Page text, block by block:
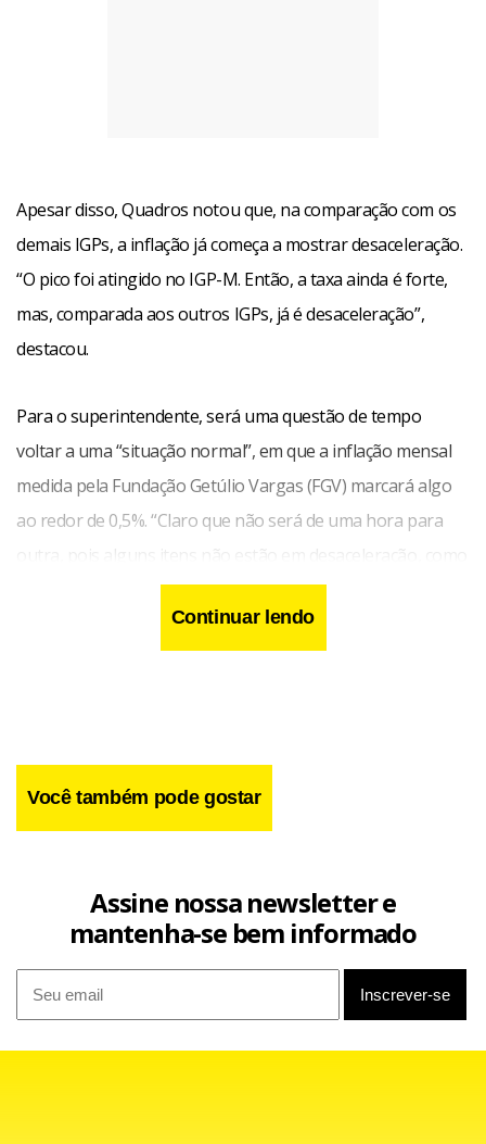
Apesar disso, Quadros notou que, na comparação com os
demais IGPs, a inflação já começa a mostrar desaceleração.
“O pico foi atingido no IGP-M. Então, a taxa ainda é forte,
mas, comparada aos outros IGPs, já é desaceleração”,
destacou.
Para o superintendente, será uma questão de tempo
voltar a uma “situação normal”, em que a inflação mensal
medida pela Fundação Getúlio Vargas (FGV) marcará algo
ao redor de 0,5%. “Claro que não será de uma hora para
outra, pois alguns itens não estão em desaceleração, como
é o caso da pecuária. Então, será um processo gradativo”,
Continuar lendo
Você também pode gostar
Assine nossa newsletter e
mantenha-se bem informado